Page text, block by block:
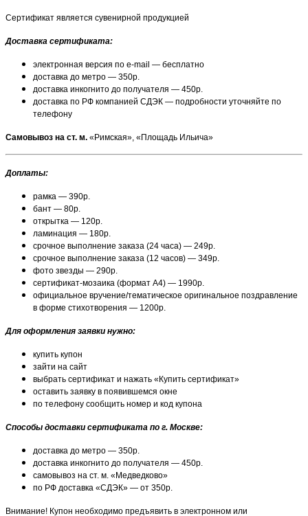
Сертификат является сувенирной продукцией
Доставка сертификата:
электронная версия по e-mail — бесплатно
доставка до метро — 350р.
доставка инкогнито до получателя — 450р.
доставка по РФ компанией СДЭК — подробности уточняйте по
телефону
Самовывоз на ст. м. «Римская», «Площадь Ильича»
Доплаты:
рамка — 390р.
бант — 80р.
открытка — 120р.
ламинация — 180р.
срочное выполнение заказа (24 часа) — 249р.
срочное выполнение заказа (12 часов) — 349р.
фото звезды — 290р.
сертификат-мозаика (формат А4) — 1990р.
официальное вручение/тематическое оригинальное поздравление
в форме стихотворения — 1200р.
Для оформления заявки нужно:
купить купон
зайти на сайт
выбрать сертификат и нажать «Купить сертификат»
оставить заявку в появившемся окне
по телефону сообщить номер и код купона
Способы доставки сертификата по г. Москве:
доставка до метро — 350р.
доставка инкогнито до получателя — 450р.
самовывоз на ст. м. «Медведково»
по РФ доставка «СДЭК» — от 350р.
Внимание! Купон необходимо предъявить в электронном или